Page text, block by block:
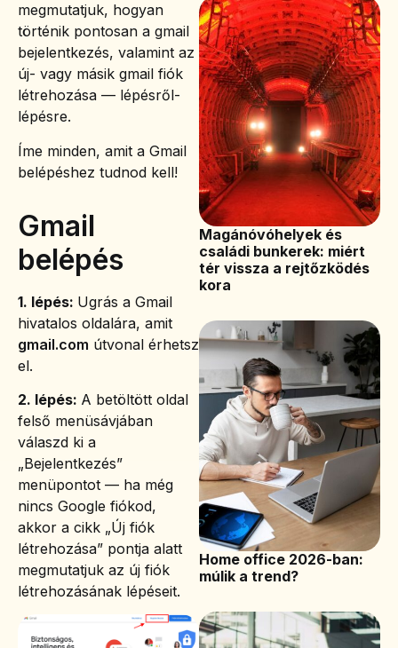
megmutatjuk, hogyan
történik pontosan a gmail
bejelentkezés, valamint az
új- vagy másik gmail fiók
létrehozása — lépésről-
lépésre.
Íme minden, amit a Gmail
belépéshez tudnod kell!
Gmail
belépés
1. lépés: Ugrás a Gmail
hivatalos oldalára, amit
gmail.com útvonal érhetsz
el.
2. lépés: A betöltött oldal
felső menüsávjában
válaszd ki a
„Bejelentkezés”
menüpontot — ha még
nincs Google fiókod,
akkor a cikk „Új fiók
létrehozása” pontja alatt
megmutatjuk az új fiók
létrehozásának lépéseit.
Magánóvóhelyek és
családi bunkerek: miért
tér vissza a rejtőzködés
kora
Home office 2026-ban:
múlik a trend?